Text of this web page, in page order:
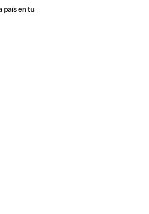
país en tu